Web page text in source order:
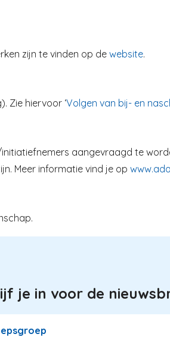
zijn te vinden op de website.
Zie hiervoor ‘Volgen van bij- en
aangevraagd te
Meer informatie vind je op
je in voor de